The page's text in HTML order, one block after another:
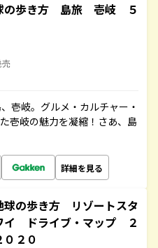
の歩き方 島旅 壱岐 ５
売
壱岐。グルメ・カルチャー・
壱岐の魅力を凝縮！さあ、島
詳細を見る
の歩き方 リゾートスタ
ドライブ・マップ ２
０２０